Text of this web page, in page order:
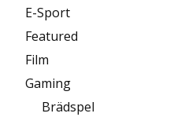
E-Sport
Featured
Film
Gaming
Brädspel